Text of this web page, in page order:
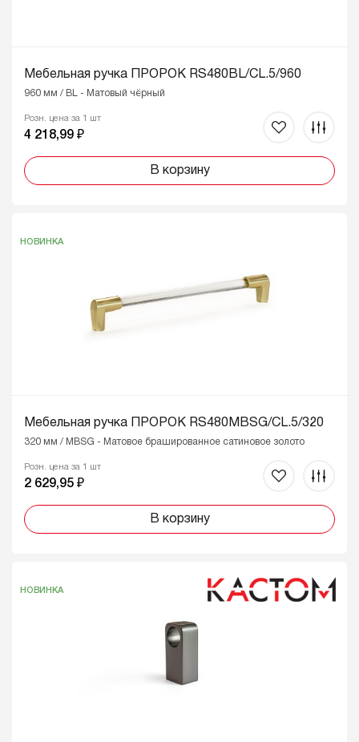
Мебельная ручка ПРОРОК RS480BL/CL.5/960
960 мм / BL - Матовый чёрный
Розн. цена за 1 шт
4 218,99 ₽
В корзину
НОВИНКА
Мебельная ручка ПРОРОК RS480MBSG/CL.5/320
320 мм / MBSG - Матовое брашированное сатиновое золото
Розн. цена за 1 шт
2 629,95 ₽
В корзину
НОВИНКА